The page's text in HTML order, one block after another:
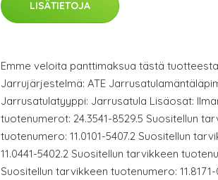
LISÄTIETOJA
Emme veloita panttimaksua tästä
Jarrujärjestelmä: ATE
Jarrusatulatyyppi: Jarrusatula Lisäosat:
tuotenumerot: 24.3541-8529.5 Suositellun
tuotenumero: 11.0101-5407.2 Suositellun
11.0441-5402.2 Suositellun tarvikkeen
Suositellun tarvikkeen tuotenumero: